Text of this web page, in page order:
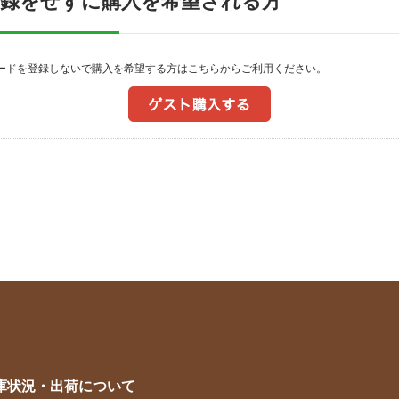
ドを登録しないで購入を希望する方はこちらからご利用ください。
状況・出荷について